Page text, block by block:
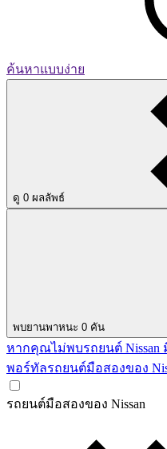
ค้นหาแบบง่าย
ดู 0 ผลลัพธ์
พบยานพาหนะ 0 คัน
หากคุณไม่พบรถยนต์ Nissan
พอร์ทัลรถยนต์มือสองของ
รถยนต์มือสองของ Nissan